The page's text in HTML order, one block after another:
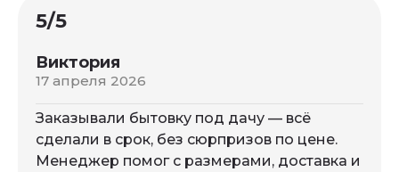
5/5
Виктория
17 апреля 2026
Заказывали бытовку под дачу — всё
сделали в срок, без сюрпризов по цене.
Менеджер помог с размерами, доставка и